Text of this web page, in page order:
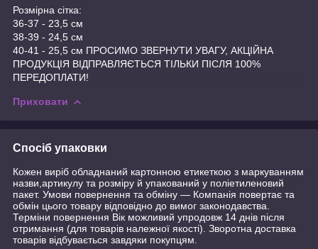
Розмірна сітка:
36-37 - 23,5 см
38-39 - 24,5 см
40-41 - 25,5 см ПРОСИМО ЗВЕРНУТИ УВАГУ, АКЦІЙНА
ПРОДУКЦІЯ ВІДПРАВЛЯЄТЬСЯ ТІЛЬКИ ПІСЛЯ 100%
ПЕРЕДОПЛАТИ!
Приховати
Спосіб упаковки
Кожен виріб обладнаний картонною етикеткою з маркуванням
назви,артикулу та розміру й упакований у поліетиленовий
пакет. Умови повернення та обміну — Компанія повертає та
обмін цього товару відповідно до вимог законодавства.
Терміни повернення Вік можливий упродовж 14 днів після
отримання (для товарів належної якості). Зворотна доставка
товарів відбувається завдяки покупцям.